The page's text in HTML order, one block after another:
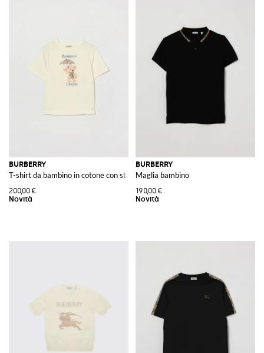
BURBERRY
T-shirt da bambino in cotone con stampa Thomas Bear sul davanti
200,00 €
BURBERRY
Maglia bambino
190,00 €